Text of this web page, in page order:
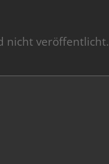
nicht veröffentlicht.